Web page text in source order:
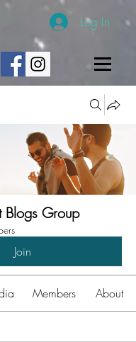
Log In
Group
Join
Members About